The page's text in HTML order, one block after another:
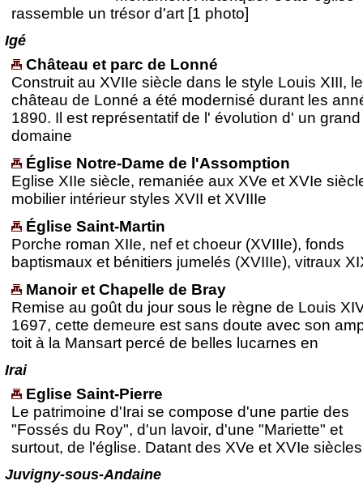
rassemble un trésor d'art [1 photo]
Igé
Château et parc de Lonné
Construit au XVIIe siècle dans le style Louis XIII, le
château de Lonné a été modernisé durant les
1890. Il est représentatif de l' évolution d' un grand
domaine
Église Notre-Dame de l'Assomption
Eglise XIIe siècle, remaniée aux XVe et XVIe
mobilier intérieur styles XVII et XVIIIe
Église Saint-Martin
Porche roman XIIe, nef et choeur (XVIIIe), fonds
baptismaux et bénitiers jumelés (XVIIIe), vitraux
Manoir et Chapelle de Bray
Remise au goût du jour sous le règne de Louis
1697, cette demeure est sans doute avec son
toit à la Mansart percé de belles lucarnes en
Irai
Eglise Saint-Pierre
Le patrimoine d'Irai se compose d'une partie des
"Fossés du Roy", d'un lavoir, d'une "Mariette" et
surtout, de l'église. Datant des XVe et XVIe siècles
Juvigny-sous-Andaine